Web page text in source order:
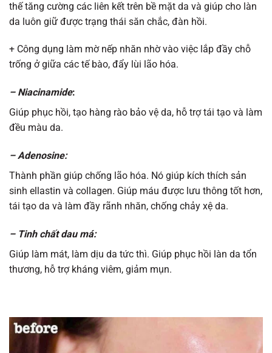
thế tăng cường các liên kết trên bề mặt da và giúp cho làn
da luôn giữ được trạng thái săn chắc, đàn hồi.
+ Công dụng làm mờ nếp nhăn nhờ vào việc lắp đầy chỗ
trống ở giữa các tế bào, đẩy lùi lão hóa.
– Niacinamide:
Giúp phục hồi, tạo hàng rào bảo vệ da, hỗ trợ tái tạo và làm
đều màu da.
– Adenosine:
Thành phần giúp chống lão hóa. Nó giúp kích thích sản
sinh ellastin và collagen. Giúp máu được lưu thông tốt hơn,
tái tạo da và làm đầy rãnh nhăn, chống chảy xệ da.
– Tinh chất dau má:
Giúp làm mát, làm dịu da tức thì. Giúp phục hồi làn da tổn
thương, hỗ trợ kháng viêm, giảm mụn.